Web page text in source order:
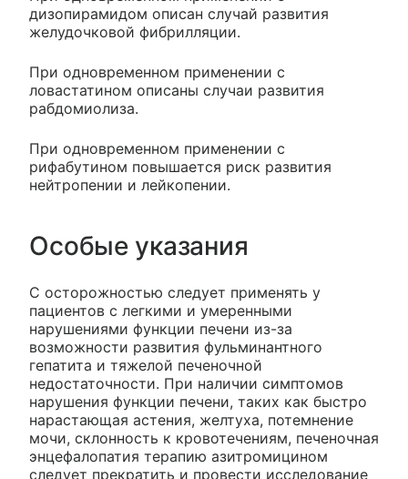
дизопирамидом описан случай развития
желудочковой фибрилляции.
При одновременном применении с
ловастатином описаны случаи развития
рабдомиолиза.
При одновременном применении с
рифабутином повышается риск развития
нейтропении и лейкопении.
Особые указания
С осторожностью следует применять у
пациентов с легкими и умеренными
нарушениями функции печени из-за
возможности развития фульминантного
гепатита и тяжелой печеночной
недостаточности. При наличии симптомов
нарушения функции печени, таких как быстро
нарастающая астения, желтуха, потемнение
мочи, склонность к кровотечениям, печеночная
энцефалопатия терапию азитромицином
следует прекратить и провести исследование